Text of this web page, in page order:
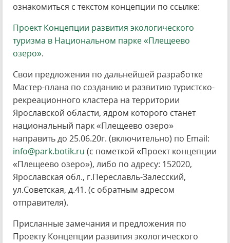
ознакомиться с текстом концепции по ссылке:
Проект Концепции развития экологического
туризма в Национальном парке «Плещеево
озеро».
Свои предложения по дальнейшей разработке
Мастер-плана по созданию и развитию туристско-
рекреационного кластера на территории
Ярославской области, ядром которого станет
национальный парк «Плещеево озеро»
направить до 25.06.20г. (включительно) по Email:
info@park.botik.ru (с пометкой «Проект концепции
«Плещеево озеро»), либо по адресу: 152020,
Ярославская обл., г.Переславль-Залесский,
ул.Советская, д.41. (с обратным адресом
отправителя).
Присланные замечания и предложения по
Проекту Концепции развития экологического